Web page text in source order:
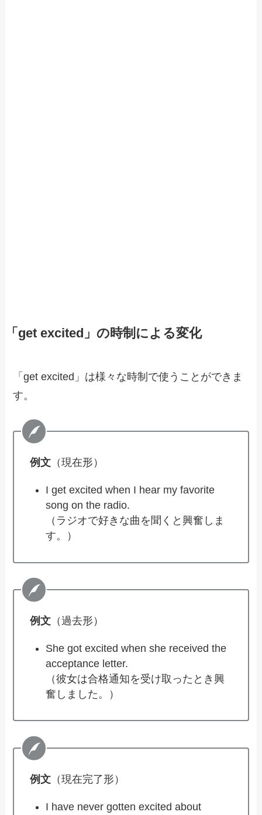
「get excited」の時制による変化
「get excited」は様々な時制で使うことができま
す。
例文 （現在形）
I get excited when I hear my favorite
song on the radio.
（ラジオで好きな曲を聞くと興奮しま
す。）
例文 （過去形）
She got excited when she received the
acceptance letter.
（彼女は合格通知を受け取ったとき興
奮しました。）
例文 （現在完了形）
I have never gotten excited about